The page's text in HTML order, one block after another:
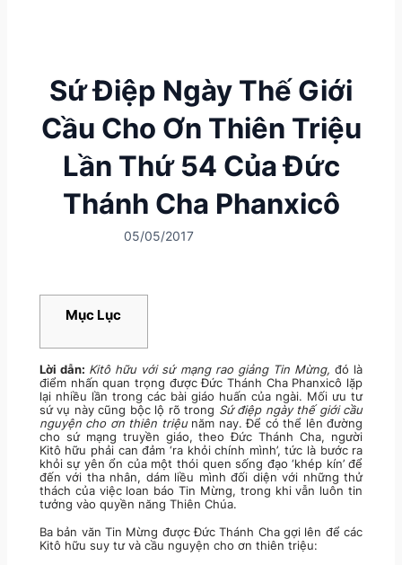
Sứ Điệp Ngày Thế Giới
Cầu Cho Ơn Thiên Triệu
Lần Thứ 54 Của Đức
Thánh Cha Phanxicô
05/05/2017
Mục Lục
Lời dẫn: Kitô hữu với sứ mạng rao giảng Tin Mừng,đó là
điểm nhấn quan trọng được Đức Thánh Cha Phanxicô lặp
lại nhiều lần trong các bài giáo huấn của ngài. Mối ưu tư
sứ vụ này cũng bộc lộ rõ trong Sứ điệp ngày thế giới cầu
nguyện cho ơn thiên triệunăm nay. Để có thể lên đường
cho sứ mạng truyền giáo, theo Đức Thánh Cha, người
Kitô hữu phải can đảm ‘ra khỏi chính mình’, tức là bước ra
khỏi sự yên ổn của một thói quen sống đạo ‘khép kín’ để
đến với tha nhân, dám liều mình đối diện với những thử
thách của việc loan báo Tin Mừng, trong khi vẫn luôn tin
tưởng vào quyền năng Thiên Chúa.
Ba bản văn Tin Mừng được Đức Thánh Cha gợi lên để các
Kitô hữu suy tư và cầu nguyện cho ơn thiên triệu: